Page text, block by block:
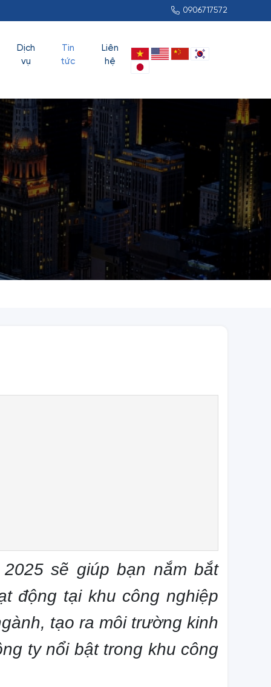
0906717572
Dịch
vụ
Tin
tức
Liên
hệ
sẽ giúp bạn nắm bắt
động tại khu công nghiệp
tạo ra môi trường kinh
ty nổi bật trong khu công